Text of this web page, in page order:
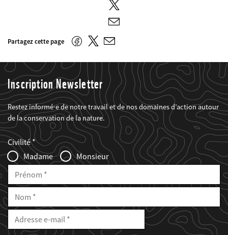
Twitter
E-
mail
Partagez cette page FacebookTwitter
E-
Inscription Newsletter
Restez informé·e de notre travail et de nos domaines d’action autour
de la conservation de la nature.
Web2Case
Infofelder
Fieldset
anrede_name
Civilité
Madame
Monsieur
Prénom
Nom
E-
Mail
Adresse
mail